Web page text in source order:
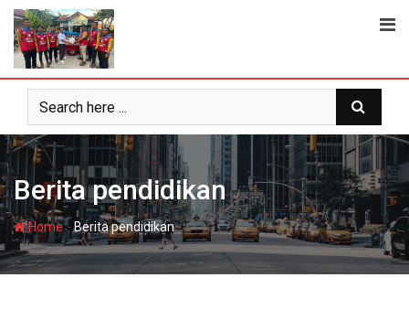
Skip
content
Berita pendidikan
Home-Berita pendidikan